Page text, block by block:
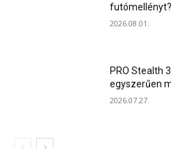
2026.08.01.
PRO Stealth
egyszerűen
2026.07.27.